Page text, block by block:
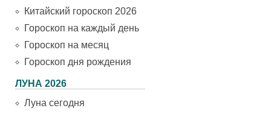
Китайский гороскоп 2026
Гороскоп на каждый день
Гороскоп на месяц
Гороскоп дня рождения
ЛУНА 2026
Луна сегодня